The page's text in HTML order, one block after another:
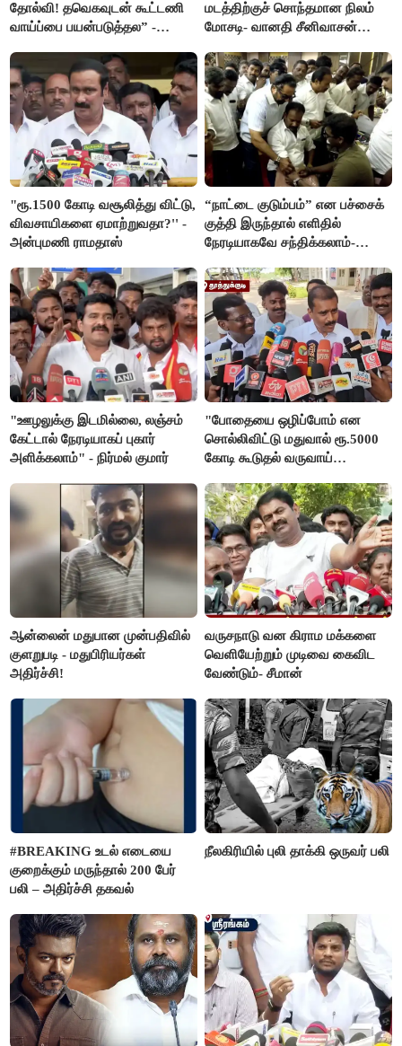
தோல்வி! தவெகவுடன் கூட்டணி
வாய்ப்பை பயன்படுத்தல” -
மடத்திற்குச் சொந்தமான நிலம்
மோசடி- வானதி சீனிவாசன்
"ரூ.1500 கோடி வசூலித்து விட்டு,
விவசாயிகளை ஏமாற்றுவதா?'' -
அன்புமணி ராமதாஸ்
“நாட்டை குடும்பம்” என பச்சைக்
குத்தி இருந்தால் எளிதில்
நேரடியாகவே சந்திக்கலாம்-
"ஊழலுக்கு இடமில்லை, லஞ்சம்
கேட்டால் நேரடியாகப் புகார்
அளிக்கலாம்" - நிர்மல் குமார்
"போதையை ஒழிப்போம் என
சொல்லிவிட்டு மதுவால் ரூ.5000
கோடி கூடுதல் வருவாய்
மார்க்கண்டேயன்
ஆன்லைன் மதுபான முன்பதிவில்
குளறுபடி - மதுபிரியர்கள்
அதிர்ச்சி!
வருசநாடு வன கிராம மக்களை
வெளியேற்றும் முடிவை கைவிட
வேண்டும்- சீமான்
#BREAKING உடல் எடையை
குறைக்கும் மருந்தால் 200 பேர்
பலி – அதிர்ச்சி தகவல்
நீலகிரியில் புலி தாக்கி ஒருவர் பலி